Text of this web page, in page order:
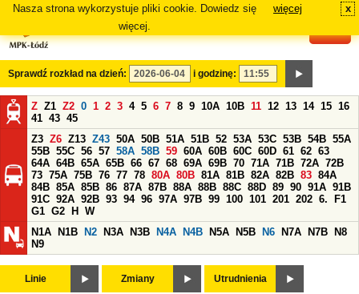
Nasza strona wykorzystuje pliki cookie. Dowiedz się
więcej.
więcej x
Sprawdź rozkład na dzień: i godzinę:
Z Z1 Z2 0 1 2 3 4 5 6 7 8 9 10A 10B 11 12 13 14 15 16
41 43 45
Z3 Z6 Z13 Z43 50A 50B 51A 51B 52 53A 53C 53B 54B 55A
55B 55C 56 57 58A 58B 59 60A 60B 60C 60D 61 62 63
64A 64B 65A 65B 66 67 68 69A 69B 70 71A 71B 72A 72B
73 75A 75B 76 77 78 80A 80B 81A 81B 82A 82B 83 84A
84B 85A 85B 86 87A 87B 88A 88B 88C 88D 89 90 91A 91B
91C 92A 92B 93 94 96 97A 97B 99 100 101 201 202 6.
F1
G1 G2 H
W
N1A
N1B N2 N3A N3B N4A N4B N5A N5B N6 N7A N7B
N8
N9
Linie Zmiany Utrudnienia